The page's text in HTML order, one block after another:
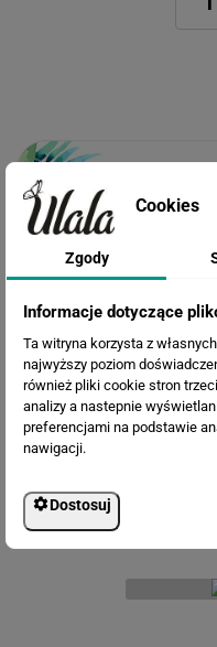
Loading...
Cookies
Zgody
Informacje dotyczące
Ta witryna korzysta z
najwyższy poziom
również pliki cookie stron
analizy a nastepnie
preferencjami na podstawie
nawigacji.
Dostosuj